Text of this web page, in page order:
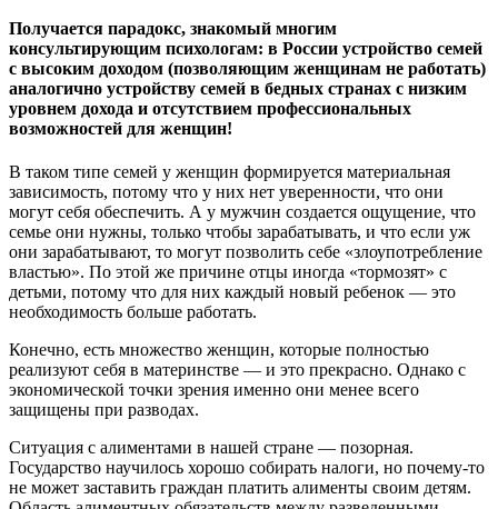
Получается парадокс, знакомый многим
консультирующим психологам: в России устройство семей
с высоким доходом (позволяющим женщинам не работать)
аналогично устройству семей в бедных странах с низким
уровнем дохода и отсутствием профессиональных
возможностей для женщин!
В таком типе семей у женщин формируется материальная
зависимость, потому что у них нет уверенности, что они
могут себя обеспечить. А у мужчин создается ощущение, что
семье они нужны, только чтобы зарабатывать, и что если уж
они зарабатывают, то могут позволить себе «злоупотребление
властью». По этой же причине отцы иногда «тормозят» с
детьми, потому что для них каждый новый ребенок — это
необходимость больше работать.
Конечно, есть множество женщин, которые полностью
реализуют себя в материнстве — и это прекрасно. Однако с
экономической точки зрения именно они менее всего
защищены при разводах.
Ситуация с алиментами в нашей стране — позорная.
Государство научилось хорошо собирать налоги, но почему-то
не может заставить граждан платить алименты своим детям.